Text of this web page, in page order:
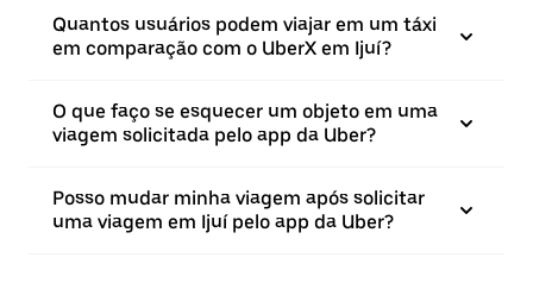
Quantos usuários podem viajar em um táxi
em comparação com o UberX em Ijuí?
O que faço se esquecer um objeto em uma
viagem solicitada pelo app da Uber?
Posso mudar minha viagem após solicitar
uma viagem em Ijuí pelo app da Uber?